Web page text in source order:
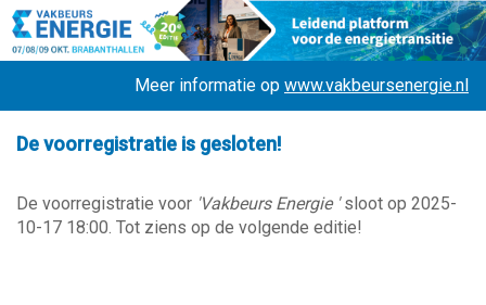
Meer informatie op www.vakbeursenergie.nl
De voorregistratie is gesloten!
De voorregistratie voor 'Vakbeurs Energie ' sloot op 2025-
10-17 18:00. Tot ziens op de volgende editie!